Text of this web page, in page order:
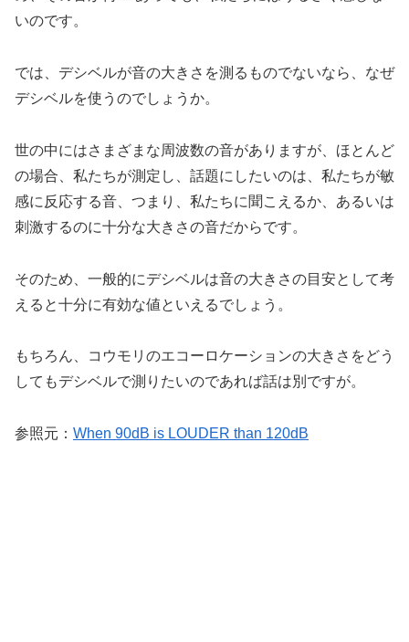
いのです。
では、デシベルが音の大きさを測るものでないなら、なぜ
デシベルを使うのでしょうか。
世の中にはさまざまな周波数の音がありますが、ほとんど
の場合、私たちが測定し、話題にしたいのは、私たちが敏
感に反応する音、つまり、私たちに聞こえるか、あるいは
刺激するのに十分な大きさの音だからです。
そのため、一般的にデシベルは音の大きさの目安として考
えると十分に有効な値といえるでしょう。
もちろん、コウモリのエコーロケーションの大きさをどう
してもデシベルで測りたいのであれば話は別ですが。
参照元： When 90dB is LOUDER than 120dB